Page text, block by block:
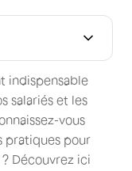
indispensable
salariés et les
vous
pratiques pour
Découvrez ici